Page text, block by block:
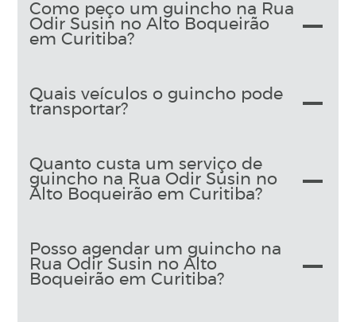
Como peço um guincho na Rua
Odir Susin no Alto Boqueirão
em Curitiba?
Quais veículos o guincho pode
transportar?
Quanto custa um serviço de
guincho na Rua Odir Susin no
Alto Boqueirão em Curitiba?
Posso agendar um guincho na
Rua Odir Susin no Alto
Boqueirão em Curitiba?